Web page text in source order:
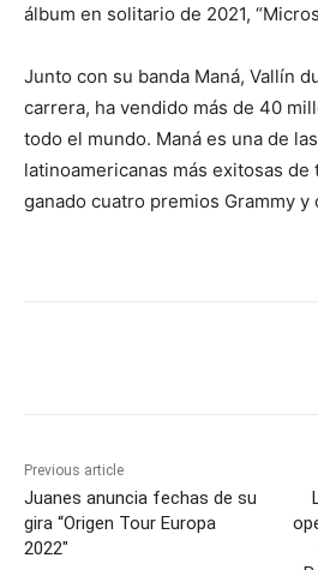
álbum en solitario de 2021,
Junto con su banda Maná, Vallín
carrera, ha vendido más de 40
todo el mundo. Maná es una de
latinoamericanas más exitosas
ganado cuatro premios Grammy y
Previous article
Juanes anuncia fechas de su
gira “Origen Tour Europa
2022″